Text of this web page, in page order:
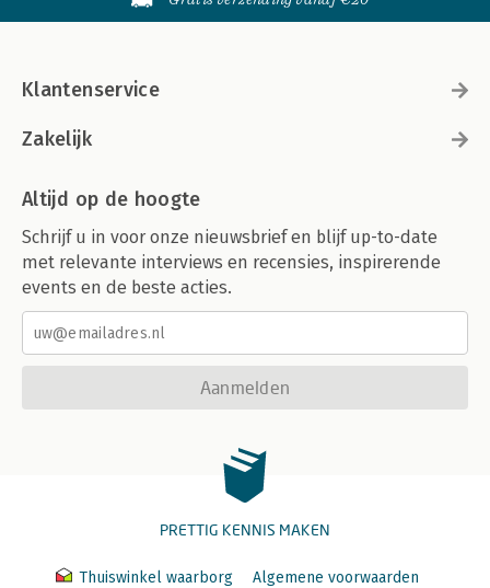
Klantenservice
Zakelijk
Altijd op de hoogte
Schrijf u in voor onze nieuwsbrief en blijf up-to-date
met relevante interviews en recensies, inspirerende
events en de beste acties.
Aanmelden
PRETTIG KENNIS MAKEN
Thuiswinkel waarborg
Algemene voorwaarden